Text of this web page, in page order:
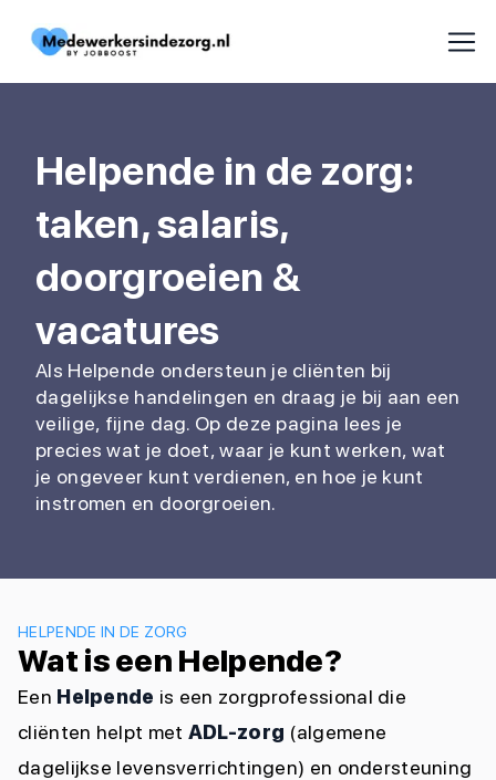
Helpende in de zorg:
taken, salaris,
doorgroeien &
vacatures
Als Helpende ondersteun je cliënten bij
dagelijkse handelingen en draag je bij aan een
veilige, fijne dag. Op deze pagina lees je
precies wat je doet, waar je kunt werken, wat
je ongeveer kunt verdienen, en hoe je kunt
instromen en doorgroeien.
HELPENDE IN DE ZORG
Wat is een Helpende?
Een Helpende is een zorgprofessional die
cliënten helpt met ADL-zorg (algemene
dagelijkse levensverrichtingen) en ondersteuning